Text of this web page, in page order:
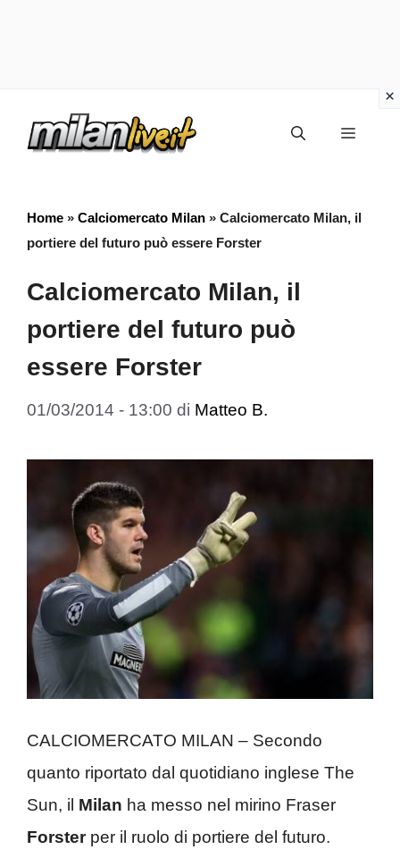
Menu
Home » Calciomercato Milan » Calciomercato Milan, il
portiere del futuro può essere Forster
Calciomercato Milan, il
portiere del futuro può
essere Forster
01/03/2014 - 13:00 di Matteo B.
CALCIOMERCATO MILAN – Secondo
quanto riportato dal quotidiano inglese The
Sun, il Milan ha messo nel mirino Fraser
Forsterper il ruolo di portiere del futuro.